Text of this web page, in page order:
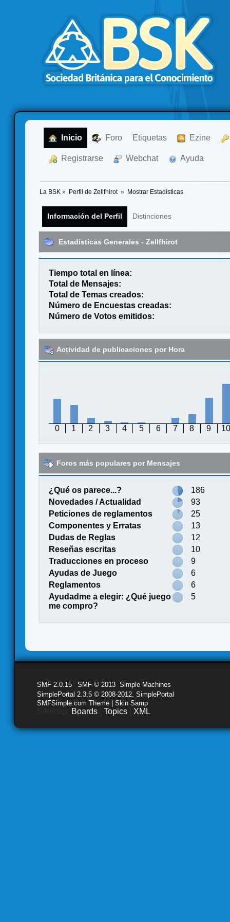
Inicio Foro Etiquetas Ezine
Registrarse Webchat Ayuda
La BSK » Perfil de Zellfhirot » Mostrar Estadísticas
Información del Perfil Distinciones
Estadísticas Generales - Zellfhirot
Tiempo total en línea:
Total de Mensajes:
Total de Temas creados:
Número de Encuestas creadas:
Número de Votos emitidos:
Actividad de publicaciones por Hora
0 1 2 3 4 5 6 7 8 9 10
Foros más populares por Mensajes
¿Qué os parece...?
186
Novedades / Actualidad
93
Peticiones de reglamentos
25
Componentes y Erratas
13
Dudas de Reglas
12
Reseñas escritas
10
Traducciones en proceso
9
Ayudas de Juego
6
Reglamentos
6
Ayudadme a elegir: ¿Qué juego
me compro?
5
SMF 2.0.15 SMF © 2013 Simple Machines
SimplePortal 2.3.5 © 2008-2012, SimplePortal
SMFSimple.com Theme | Skin Samp
Boards Topics XML